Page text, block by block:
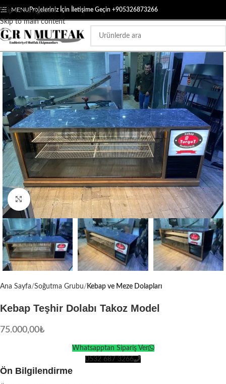
Skip to navigation
Skip to main content
MENUProjeleriniz İçin İletişime Geçin +905326873266
Click to enlarge
Ana Sayfa Soğutma Grubu Kebap ve Meze Dolapları
Kebap Teşhir Dolabı Takoz Model
75.000,00₺
Whatsapptan Sipariş Ver
0532 687 3266
Ön Bilgilendirme